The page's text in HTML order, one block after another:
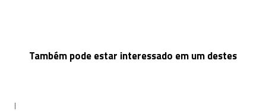
Também pode estar interessado em um destes
|